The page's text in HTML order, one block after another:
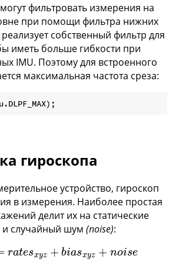
фильтровать измерения на
при помощи фильтра нижних
реализует собственный фильтр для
иметь больше гибкости при
IMU. Поэтому для встроенного
максимальная частота среза:
гироскопа
устройство, гироскоп
в измерения. Наиболее простая
делит их на статические
и случайный шум (noise):
ratesxyz + biasxyz + noise
y z=ratesxy z+biasxyz+noi se